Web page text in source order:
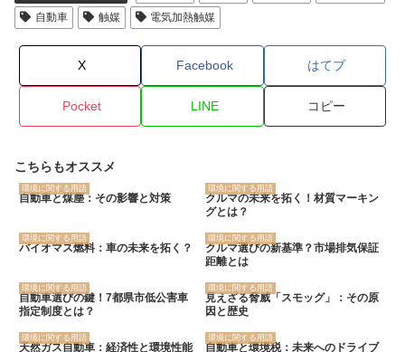
自動車
触媒 電気加熱触媒
X Facebook はてブ
Pocket LINE コピー
こちらもオススメ
環境に関する用語
自動車と煤塵：その影響と対策
環境に関する用語
クルマの未来を拓く！材質マーキン
グとは？
環境に関する用語
バイオマス燃料：車の未来を拓く？
環境に関する用語
クルマ選びの新基準？市場排気保証
距離とは
環境に関する用語
自動車選びの鍵！7都県市低公害車
指定制度とは？
環境に関する用語
見えざる脅威「スモッグ」：その原
因と歴史
環境に関する用語
天然ガス自動車：経済性と環境性能
環境に関する用語
自動車と環境税：未来へのドライブ